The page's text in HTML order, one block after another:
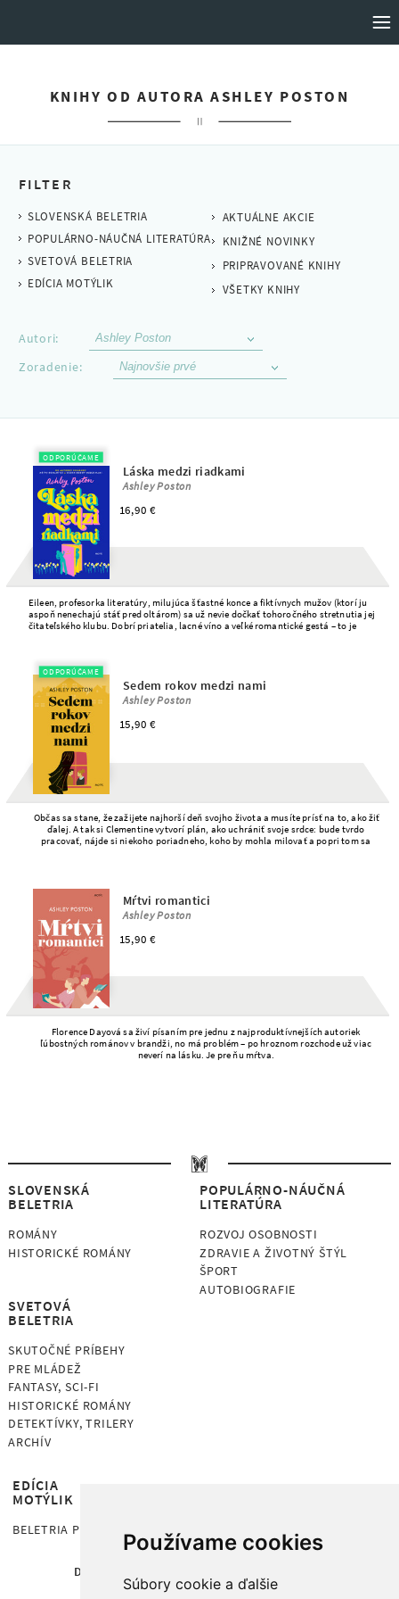
Používame cookies
Súbory cookie a ďalšie
PRIPRAVUJEME
KNIHY OD AUTORA ASHLEY POSTON
FILTER
SLOVENSKÁ BELETRIA
POPULÁRNO-NÁUČNÁ LITERATÚRA
SVETOVÁ BELETRIA
EDÍCIA MOTÝLIK
AKTUÁLNE AKCIE
KNIŽNÉ NOVINKY
PRIPRAVOVANÉ KNIHY
VŠETKY KNIHY
Autori:
Zoradenie:
ODPORÚČAME
Láska medzi riadkami
Ashley Poston
Eileen, profesorka literatúry, milujúca šťastné konce a fiktívnych mužov (ktorí ju
aspoň nenechajú stáť pred oltárom) sa už nevie dočkať tohoročného stretnutia jej
čitateľského klubu. Dobrí priatelia, lacné víno a veľké romantické gestá – to je
16,90 €
ODPORÚČAME
Sedem rokov medzi nami
Ashley Poston
Občas sa stane, že zažijete najhorší deň svojho života a musíte prísť na to, ako žiť
ďalej. A tak si Clementine vytvorí plán, ako uchrániť svoje srdce: bude tvrdo
pracovať, nájde si niekoho poriadneho, koho by mohla milovať a popri tom sa
15,90 €
Mŕtvi romantici
Ashley Poston
Florence Dayová sa živí písaním pre jednu z najproduktívnejších autoriek
ľúbostných románov v brandži, no má problém – po hroznom rozchode už viac
neverí na lásku. Je pre ňu mŕtva.
15,90 €
SLOVENSKÁ
BELETRIA
ROMÁNY
HISTORICKÉ ROMÁNY
POPULÁRNO-NÁUČNÁ
LITERATÚRA
ROZVOJ OSOBNOSTI
ZDRAVIE A ŽIVOTNÝ ŠTÝL
ŠPORT
AUTOBIOGRAFIE
SVETOVÁ
BELETRIA
SKUTOČNÉ PRÍBEHY
PRE MLÁDEŽ
FANTASY, SCI-FI
HISTORICKÉ ROMÁNY
DETEKTÍVKY, TRILERY
ARCHÍV
EDÍCIA
MOTÝLIK
BELETRIA PRE DETI OD 7 ROKOV
DOMOV